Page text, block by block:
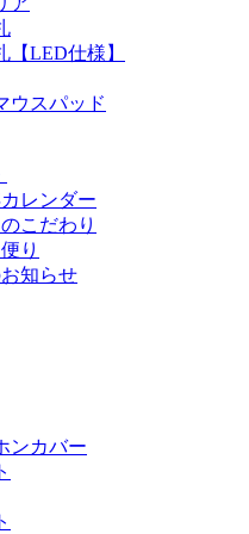
【LED仕様】
ウスパッド
レンダー
こだわり
り
知らせ
ンカバー